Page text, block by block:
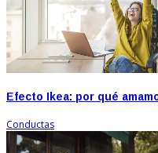
Efecto Ikea: por qué
Conductas